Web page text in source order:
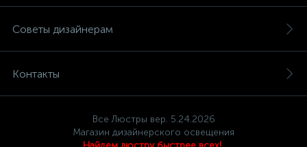
Советы дизайнерам
Контакты
Все Люстры вер. 5.24.2026
Магазин дизайнерского освещения